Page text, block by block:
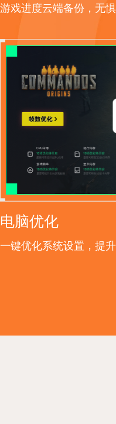
游戏进度云端备份，无
电脑优化
一键优化系统设置，提